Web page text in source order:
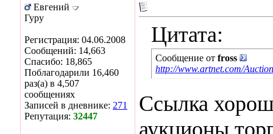
Евгений
Гуру
Регистрация: 04.06.2008
Сообщений: 14,663
Спасибо: 18,865
Поблагодарили 16,460
раз(а) в 4,507
сообщениях
Записей в дневнике: 271
Репутация: 32447
Цитата:
Сообщение от fross
http://www.artnet.com/
Ссылка
аукционы